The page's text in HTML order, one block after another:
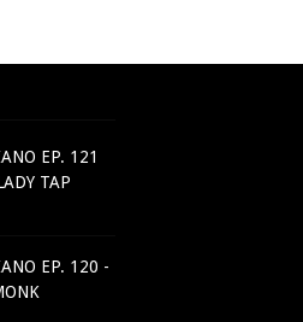
EP. 121
TAP
EP. 120 -